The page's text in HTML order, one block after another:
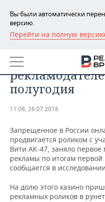
Вы были автоматически
версию.
Перейти на полную версию
РЕГИОНЫ
БАШКОРТОСТАН
ТАТАРСТАН
НОВОСТИ
АНАЛИТИКА
ДЕКЛАРАЦИИ О
КОРОЛИ ГОСЗАКАЗА
ВУЗЫ ТАТАРСТАНА
КОМУ ПРИНАДЛЕЖАТ
НОВОСТИ ЭКОНОМИКИ
ФИНАНСЫ
БАНКИ
БЮДЖЕТ
ПРОМЫШЛЕННОСТЬ
НОВОСТИ
ПРОМЫШЛЕННОСТИ
НЕДВИЖИМОСТЬ
НОВОСТИ
АВТО
НОВОСТИ АВТО
БИЗНЕС
Azino777
полугодия
11:08, 26.07.2018
Запрещенное в России
продвигается роликом с
Вити АК-47, заняло первое
рекламы по итогам
сообщается в
На долю этого казино
рекламных роликов в